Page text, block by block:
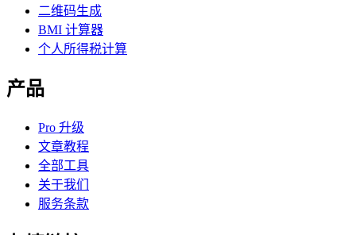
二维码生成
BMI 计算器
个人所得税计算
产品
Pro 升级
文章教程
全部工具
关于我们
服务条款